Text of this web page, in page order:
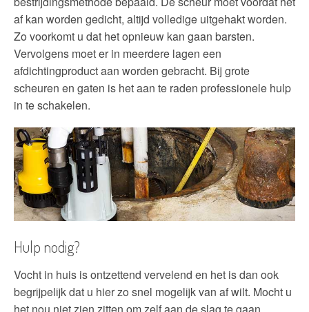
af kan worden gedicht, altijd volledige uitgehakt worden.
Zo voorkomt u dat het opnieuw kan gaan barsten.
Vervolgens moet er in meerdere lagen een
afdichtingproduct aan worden gebracht. Bij grote
scheuren en gaten is het aan te raden professionele hulp
in te schakelen.
Hulp nodig?
Vocht in huis is ontzettend vervelend en het is dan ook
begrijpelijk dat u hier zo snel mogelijk van af wilt. Mocht u
het nou niet zien zitten om zelf aan de slag te gaan,